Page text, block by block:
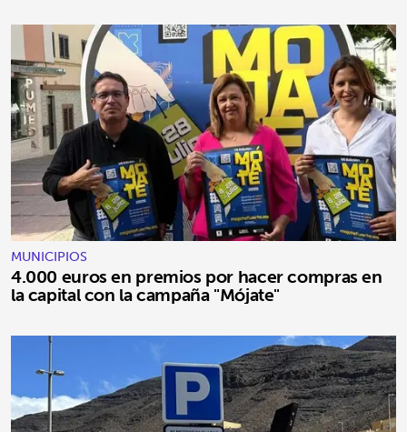
MUNICIPIOS
4.000 euros en premios por hacer compras en
la capital con la campaña "Mójate"